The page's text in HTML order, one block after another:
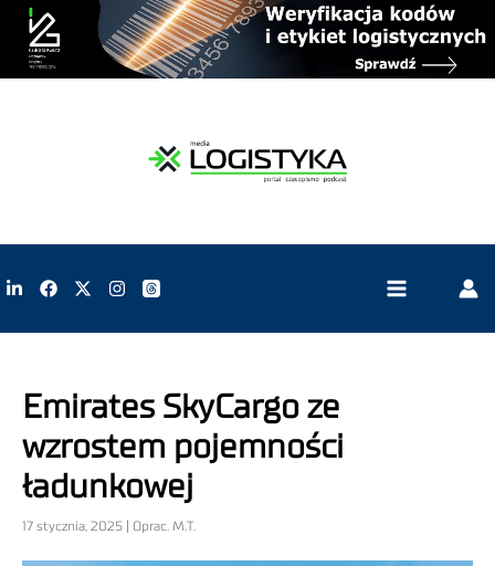
Emirates SkyCargo ze
wzrostem pojemności
ładunkowej
17 stycznia, 2025 | Oprac. M.T.